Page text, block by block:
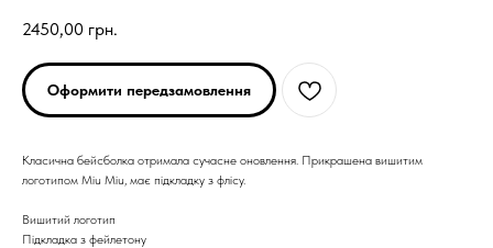
2450,00 грн.
Оформити передзамовлення
Класична бейсболка отримала сучасне оновлення. Прикрашена вишитим
логотипом Miu Miu, має підкладку з флісу.
Вишитий логотип
Підкладка з фейлетону